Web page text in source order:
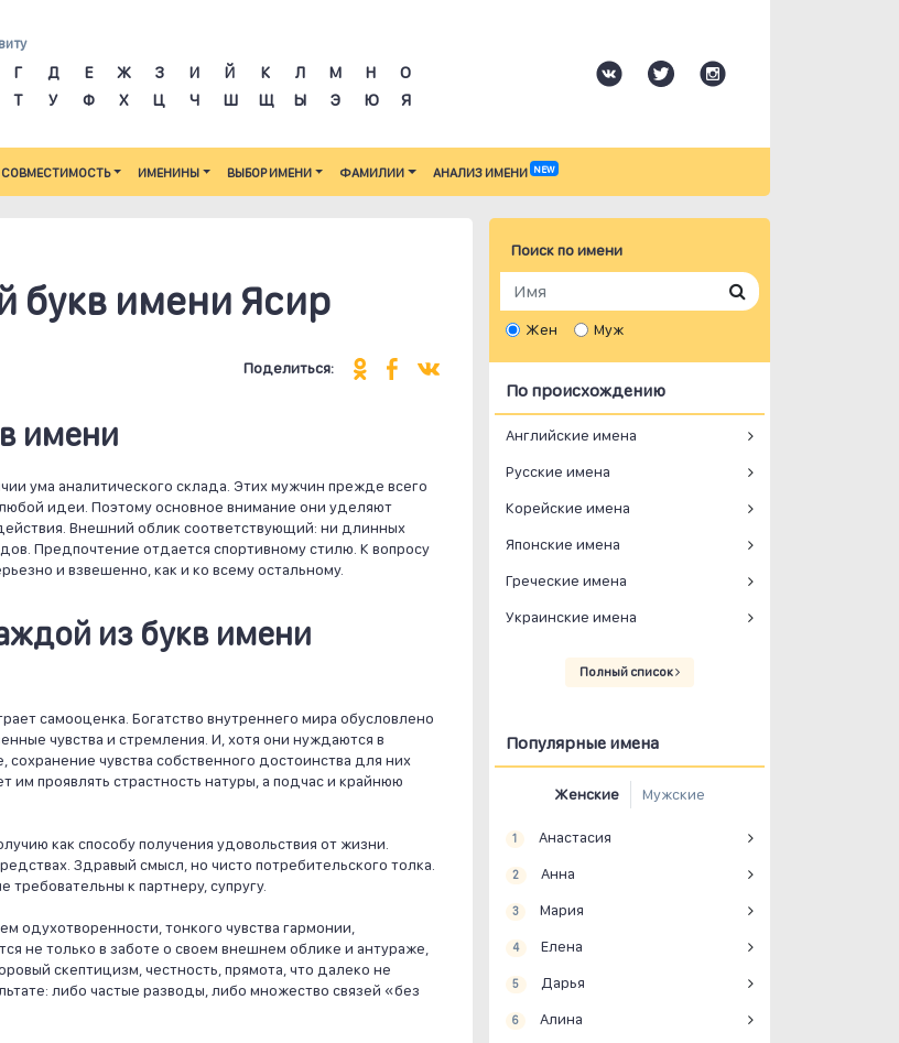
Г Д Е Ж З И Й К Л М Н
О
Т У Ф Х Ц Ч Ш Щ Ы Э Ю Я
СОВМЕСТИМОСТЬ ИМЕНИНЫ ВЫБОР ИМЕНИ ФАМИЛИИ АНАЛИЗ ИМЕНИ NEW
букв имени Ясир
Поделиться:
имени
ума аналитического склада. Этих мужчин прежде всего
идеи. Поэтому основное внимание они уделяют
Внешний облик соответствующий: ни длинных
Предпочтение отдается спортивному стилю. К вопросу
и взвешенно, как и ко всему остальному.
из букв имени
самооценка. Богатство внутреннего мира обусловлено
чувства и стремления. И, хотя они нуждаются в
чувства собственного достоинства для них
проявлять страстность натуры, а подчас и крайнюю
как способу получения удовольствия от жизни.
Здравый смысл, но чисто потребительского толка.
к партнеру, супругу.
одухотворенности, тонкого чувства гармонии,
не только в заботе о своем внешнем облике и антураже,
скептицизм, честность, прямота, что далеко не
либо частые разводы, либо множество связей «без
Поиск по имени
Жен Муж
По происхождению
Английские имена
Русские имена
Корейские имена
Японские имена
Греческие имена
Украинские имена
Полный список
Популярные имена
Женские Мужские
1 Анастасия
2 Анна
3 Мария
4 Елена
5 Дарья
6 Алина